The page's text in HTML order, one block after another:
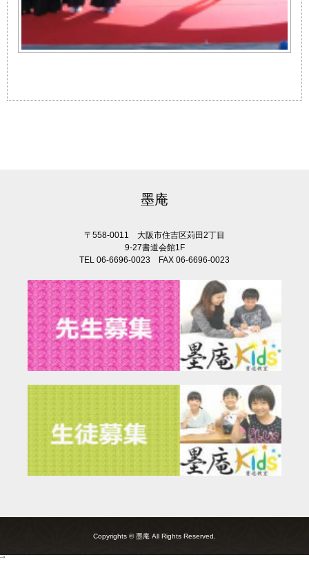
墨庵
〒558-0011 大阪市住吉区苅田2丁目
9-27書道会館1F
TEL 06-6696-0023 FAX 06-6696-0023
Copyrights © 墨庵 All Rights Reserved.
-->